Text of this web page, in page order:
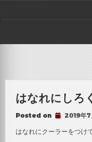
content
はなれにしろ
Posted on 2019年7
はなれにクーラーをつけ